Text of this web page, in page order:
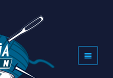
ENKELT
Enkelt Gävleborgs län